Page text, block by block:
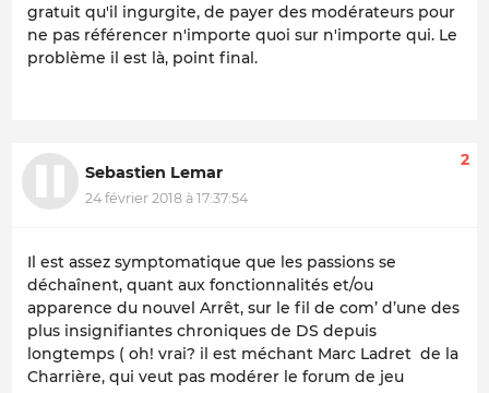
gratuit qu'il ingurgite, de payer des modérateurs pour
ne pas référencer n'importe quoi sur n'importe qui. Le
problème il est là, point final.
Sebastien Lemar
24 février 2018 à 17:37:54
2
Il est assez symptomatique que les passions se
déchaînent, quant aux fonctionnalités et/ou
apparence du nouvel Arrêt, sur le fil de com’ d’une des
plus insignifiantes chroniques de DS depuis
longtemps ( oh! vrai? il est méchant Marc Ladret de la
Charrière, qui veut pas modérer le forum de jeu